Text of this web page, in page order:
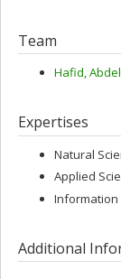
Team
Hafid,
Expertises
Natural
Applied
Information
Additional